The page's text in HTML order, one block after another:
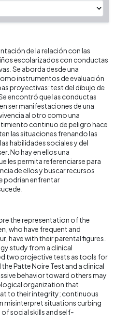
de la relación con las
escolarizados con conductas
Se aborda desde una
instrumentos de evaluación
proyectivas: test del dibujo de
encontró que las conductas
ser manifestaciones de una
al otro como una
continuo de peligro hace
las situaciones frenando las
habilidades sociales y del
No hay en ellos una
les permita referenciarse para
de ellos y buscar recursos
podrían enfrentar
the representation of the
who have frequent and
have with their parental figures.
study from a clinical
two projective tests as tools for
Patte Noire Test and a clinical
behavior toward others may
organization that
to their integrity; continuous
misinterpret situations curbing
social skills and self-